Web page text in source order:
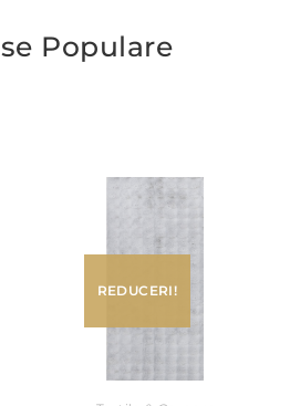
Populare
REDUCERI!